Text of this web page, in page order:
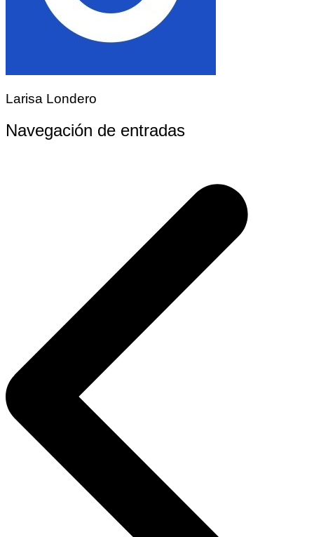
Larisa Londero
Navegación de entradas